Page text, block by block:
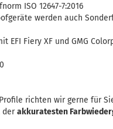
ISO 12647-7:2016
werden auch
EFI Fiery XF und GMG
richten wir gerne für
derakkuratesten